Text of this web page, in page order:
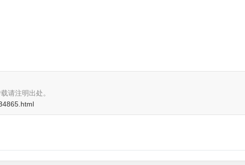
请注明出处。